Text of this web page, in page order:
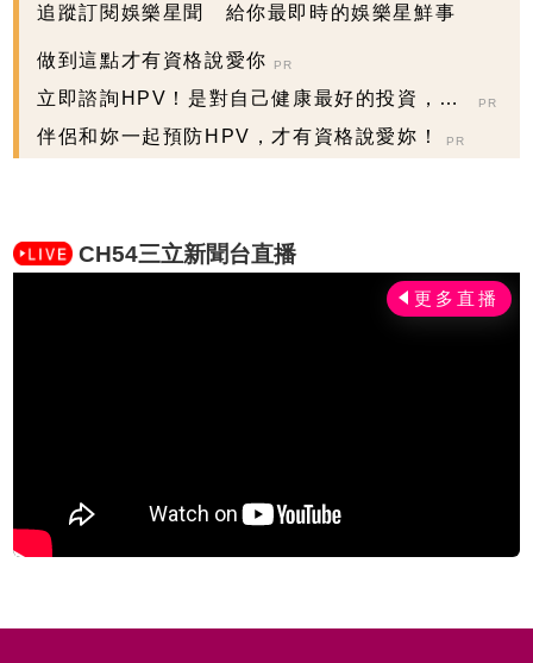
追蹤訂閱娛樂星聞 給你最即時的娛樂星鮮事
做到這點才有資格說愛你 PR
立即諮詢HPV！是對自己健康最好的投資，把
握現在不嫌晚...
PR
伴侶和妳一起預防HPV，才有資格說愛妳！ PR
CH54三立新聞台直播